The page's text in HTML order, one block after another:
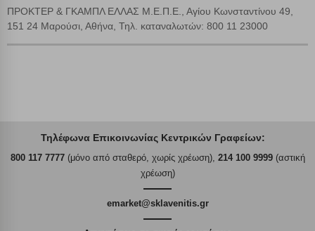
ΠΡΟΚΤΕΡ & ΓΚΑΜΠΛ ΕΛΛΑΣ Μ.Ε.Π.Ε., Αγίου Κωνσταντίνου 49,
151 24 Μαρούσι, Αθήνα, Τηλ. καταναλωτών: 800 11 23000
Τηλέφωνα Επικοινωνίας Κεντρικών Γραφείων:
800 117 7777(μόνο από σταθερό, χωρίς χρέωση), 214 100 9999(αστική
χρέωση)
emarket@sklavenitis.gr